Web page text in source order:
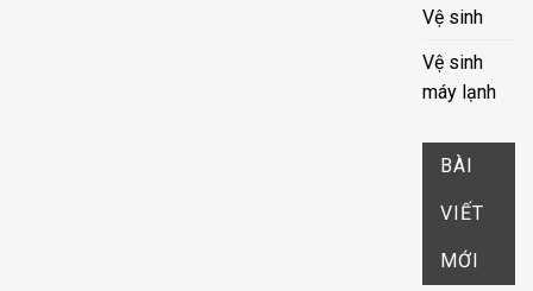
Vệ sinh
Vệ sinh
máy lạnh
BÀI
VIẾT
MỚI